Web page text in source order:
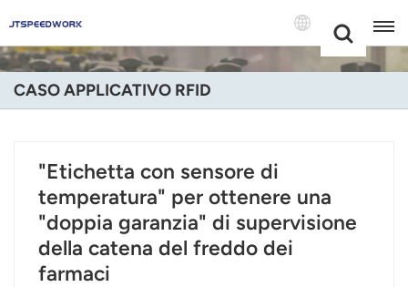
+86 -18681515767
English
Deutsch
Русский
CASO APPLICATIVO RFID
"Etichetta con sensore di
temperatura" per ottenere una
"doppia garanzia" di supervisione
della catena del freddo dei
farmaci